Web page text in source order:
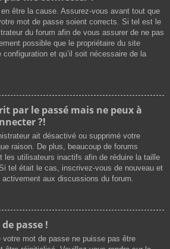
être la cause. Assurez-vous avant tout que
mot de passe soient corrects. Si tel est le
du forum afin de vous assurer de ne pas
possible que le propriétaire du site
configuration et qu’il soit nécessaire de la
par le passé mais ne peux à
?!
ait désactivé ou supprimé votre
raison. De plus, beaucoup de forums
les utilisateurs inactifs afin de réduire la taille
tel était le cas, inscrivez-vous de nouveau et
aux discussions du forum.
passe !
votre mot de passe ne puisse pas être